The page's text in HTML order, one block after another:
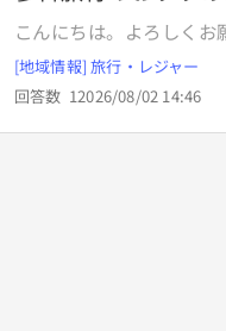
こんにちは。よろしくお
てください。 大阪から８時発で東急ハーベスト蓼科に２泊。
３日目の１７時の茅野発
す。 今のところ行きたいところは、車山高原と白駒の池で
す。 他にどこに行くの
[地域情報] 旅行・レジャー
回答数 12026/08/02 14:46